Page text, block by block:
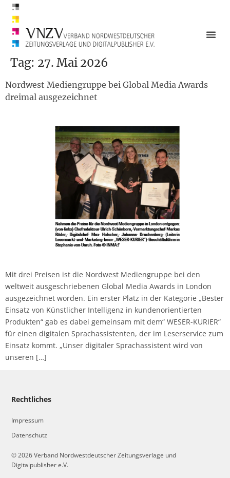
Tag: 27. Mai 2026
Nordwest Mediengruppe bei Global Media Awards
dreimal ausgezeichnet
Mit drei Preisen ist die Nordwest Mediengruppe bei den
weltweit ausgeschriebenen Global Media Awards in London
ausgezeichnet worden. Ein erster Platz in der Kategorie „Bester
Einsatz von Künstlicher Intelligenz in kundenorientierten
Produkten“ gab es dabei gemeinsam mit dem“ WESER-KURIER“
für einen digitalen Sprachassistenten, der im Leserservice zum
Einsatz kommt. „Unser digitaler Sprachassistent wird von
unseren […]
Rechtliches
Impressum
Datenschutz
© 2026 Verband Nordwestdeutscher Zeitungsverlage und
Digitalpublisher e.V.